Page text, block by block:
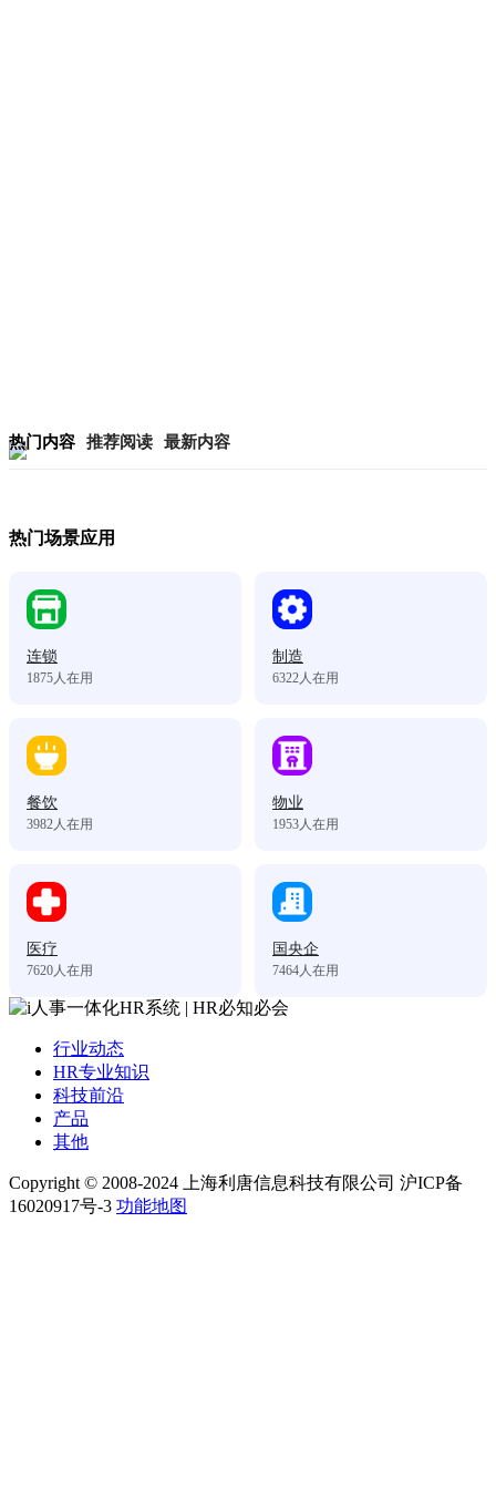
热门内容 推荐阅读 最新内容
热门场景应用
连锁
1875人在用
制造
6322人在用
餐饮
3982人在用
物业
1953人在用
医疗
7620人在用
国央企
7464人在用
行业动态
HR专业知识
科技前沿
产品
其他
Copyright © 2008-2024 上海利唐信息科技有限公司 沪ICP备
16020917号-3 功能地图